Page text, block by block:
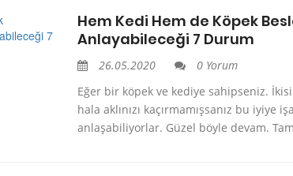
Hem Kedi Hem de Köpek
Anlayabileceği 7 Durum
26.05.2020
0 Yorum
Eğer bir köpek ve kediye sahipseniz.
hala aklınızı kaçırmamışsanız bu iyiye
anlaşabiliyorlar. Güzel böyle devam.